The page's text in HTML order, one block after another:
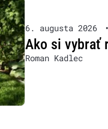
6. augusta 2026 •
Ako si vybrať
Roman Kadlec